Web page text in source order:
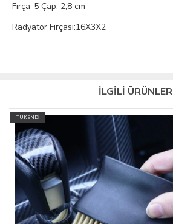
Fırça-5 Çap: 2,8 cm
Radyatör Fırçası:16X3X2
İLGİLİ ÜRÜNLER
TÜKENDİ